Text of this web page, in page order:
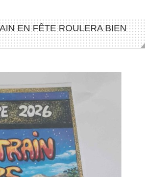
EN FÊTE ROULERA BIEN